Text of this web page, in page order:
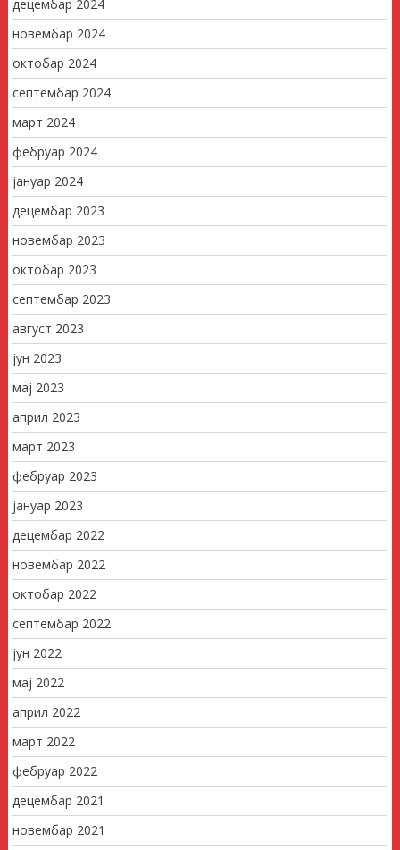
децембар 2024
новембар 2024
октобар 2024
септембар 2024
март 2024
фебруар 2024
јануар 2024
децембар 2023
новембар 2023
октобар 2023
септембар 2023
август 2023
јун 2023
мај 2023
април 2023
март 2023
фебруар 2023
јануар 2023
децембар 2022
новембар 2022
октобар 2022
септембар 2022
јун 2022
мај 2022
април 2022
март 2022
фебруар 2022
децембар 2021
новембар 2021